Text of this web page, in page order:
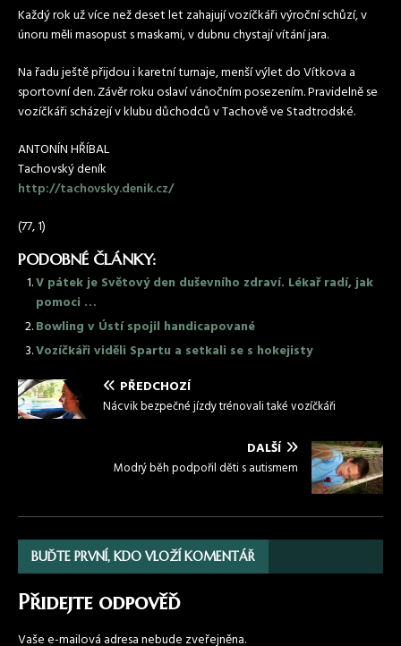
Každý rok už více než deset let zahajují vozíčkáři výroční schůzí, v
únoru měli masopust s maskami, v dubnu chystají vítání jara.
Na řadu ještě přijdou i karetní turnaje, menší výlet do Vítkova a
sportovní den. Závěr roku oslaví vánočním posezením. Pravidelně se
vozíčkáři scházejí v klubu důchodců v Tachově ve Stadtrodské.
ANTONÍN HŘÍBAL
Tachovský deník
http://tachovsky.denik.cz/
(77, 1)
PODOBNÉ ČLÁNKY:
V pátek je Světový den duševního zdraví. Lékař radí, jak
pomoci …
Bowling v Ústí spojil handicapované
Vozíčkáři viděli Spartu a setkali se s hokejisty
PŘEDCHOZÍ
Nácvik bezpečné jízdy trénovali také vozíčkáři
DALŠÍ
Modrý běh podpořil děti s autismem
BUĎTE PRVNÍ, KDO VLOŽÍ KOMENTÁŘ
Přidejte odpověď
Vaše e-mailová adresa nebude zveřejněna.